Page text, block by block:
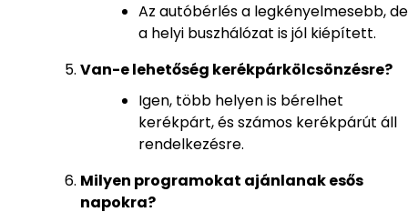
Az autóbérlés a legkényelmesebb, de
a helyi buszhálózat is jól kiépített.
Van-e lehetőség kerékpárkölcsönzésre?
Igen, több helyen is bérelhet
kerékpárt, és számos kerékpárút áll
rendelkezésre.
Milyen programokat ajánlanak esős
napokra?